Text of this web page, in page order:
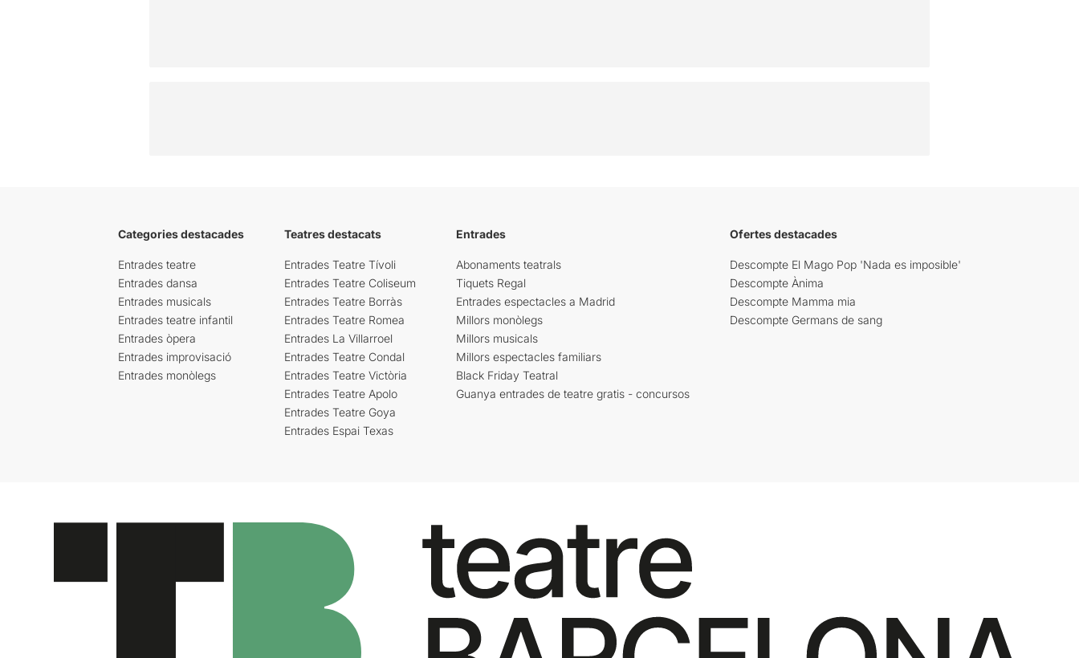
Categories destacades
Entrades teatre
Entrades dansa
Entrades musicals
Entrades teatre infantil
Entrades òpera
Entrades improvisació
Entrades monòlegs
Teatres destacats
Entrades Teatre Tívoli
Entrades Teatre Coliseum
Entrades Teatre Borràs
Entrades Teatre Romea
Entrades La Villarroel
Entrades Teatre Condal
Entrades Teatre Victòria
Entrades Teatre Apolo
Entrades Teatre Goya
Entrades Espai Texas
Entrades
Abonaments teatrals
Tiquets Regal
Entrades espectacles a Madrid
Millors monòlegs
Millors musicals
Millors espectacles familiars
Black Friday Teatral
Guanya entrades de teatre gratis - concursos
Ofertes destacades
Descompte El Mago Pop 'Nada es imposible'
Descompte Ànima
Descompte Mamma mia
Descompte Germans de sang